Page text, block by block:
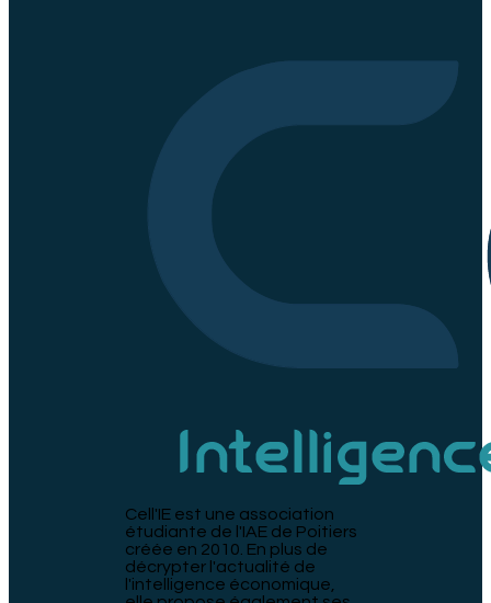
Cell'IE est une association
étudiante de l'IAE de Poitiers
créée en 2010. En plus de
décrypter l'actualité de
l'intelligence économique,